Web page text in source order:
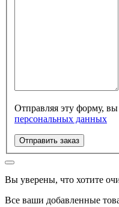
Отправляя эту форму, вы
персональных данных
Отправить заказ
Вы уверены, что хотите
Все ваши добавленные